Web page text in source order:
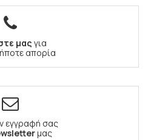
μας για
απορία
εγγραφή σας
μας